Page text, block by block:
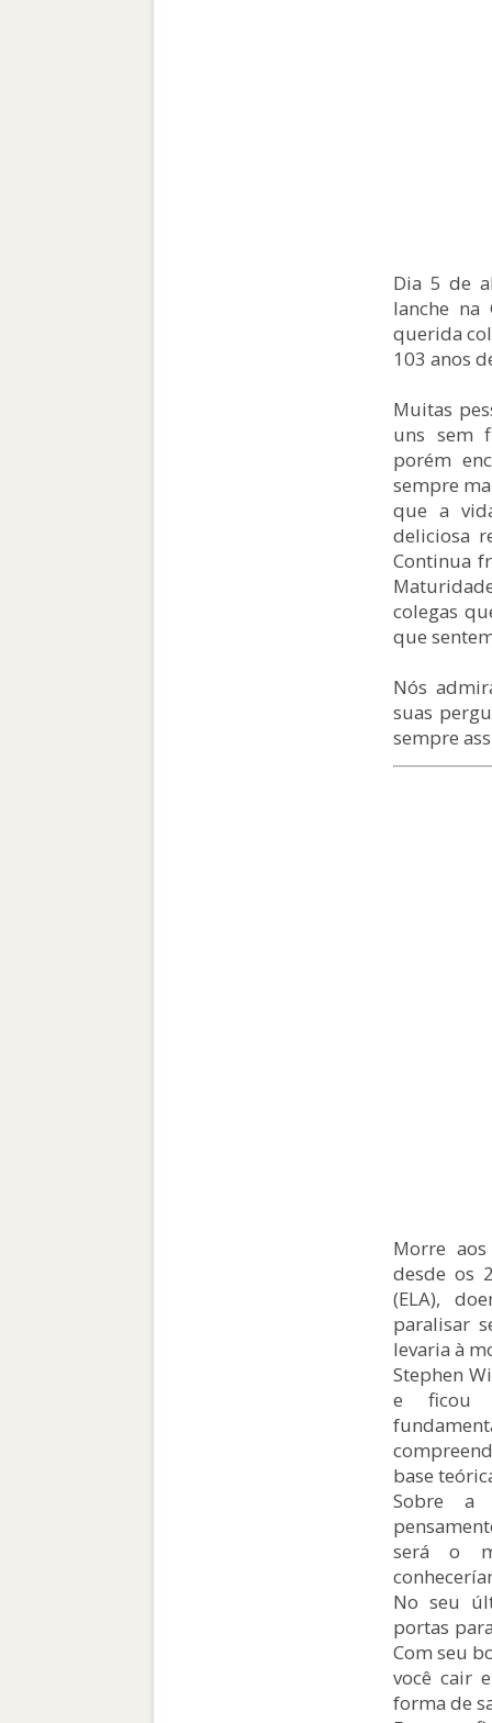
Dia 5 de
lanche na
querida
103 anos
Muitas
uns sem
porém
sempre
que a
deliciosa
Continua
colegas
que
Nós
suas
sempre
Morre
desde os
(ELA),
paralisar
levaria à
Stephen
e ficou
base
Sobre a
será o
No seu
portas
Com seu
você cair
forma de